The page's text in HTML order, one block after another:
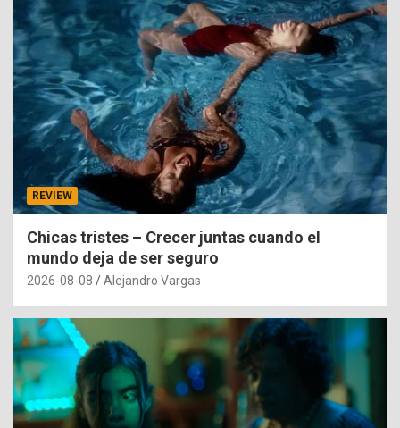
REVIEW
Chicas tristes – Crecer juntas cuando el
mundo deja de ser seguro
2026-08-08 Alejandro Vargas